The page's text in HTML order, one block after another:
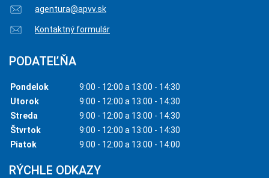
agentura@apvv.sk
Kontaktný formulár
PODATEĽŇA
Pondelok
9:00 - 12:00 a 13:00 - 14:30
Utorok
9:00 - 12:00 a 13:00 - 14:30
Streda
9:00 - 12:00 a 13:00 - 14:30
Štvrtok
9:00 - 12:00 a 13:00 - 14:30
Piatok
9:00 - 12:00 a 13:00 - 14:00
RÝCHLE ODKAZY